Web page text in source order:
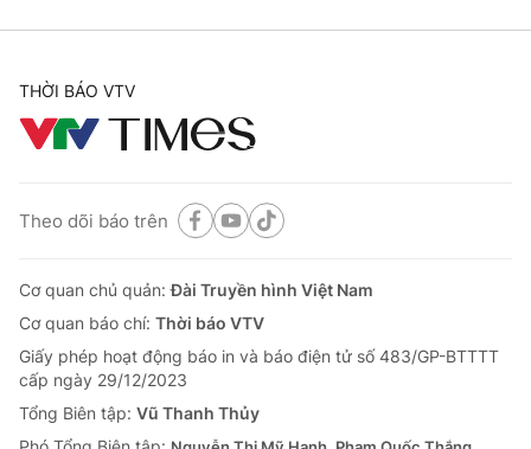
THỜI BÁO VTV
Theo dõi báo trên
Cơ quan chủ quản:Đài Truyền hình Việt Nam
Cơ quan báo chí: Thời báo VTV
Giấy phép hoạt động báo in và báo điện tử số 483/GP-BTTTT
cấp ngày 29/12/2023
Tổng Biên tập: Vũ Thanh Thủy